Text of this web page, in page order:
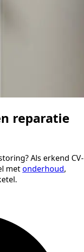
reparatie
Als erkend CV-
metonderhoud,